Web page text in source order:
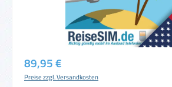
Regulärer Preis:
89,95 €
Preise zzgl. Versandkosten